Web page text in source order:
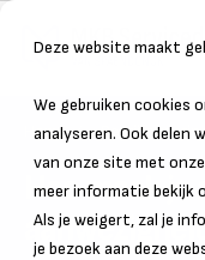
Deze website maakt
We gebruiken cookies
analyseren. Ook delen
van onze site met
meer informatie bekijk
Als je weigert, zal je
je bezoek aan deze
Home
Hoe maak je